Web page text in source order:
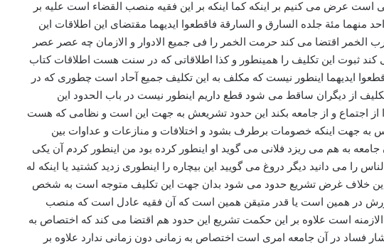
عرض می کنیم بر اینکه کما اینکه بر این فقیه منصب القضاء است علیه بر
منهما مئة جلده السارق و السارقة فاقطعوا ایدیهما مقتضای این اطلاقات این
اقتضا می کند حرمت الخمر را فی جمیع الادوار و الازمان چه عصر عصر
ثبوت این تکلیف را همینطور و کذا اطلاقاتی که در سنت هست اطلاقات کتاب
ایدیهما اینطور نیست که مکلف به این تکلیف جمیع آحاد است چطوری که در
از دیگران ساقط می شود قطع داریم اینطور نیست در باب الحدود این
اجتماع و از جامعه بکند این حدود تشریعش به جهت این است و نظامی که هست
به جهت اینکه خصومات برطرف بشود و اختلافات و منازعات و عداوات بین
به هم می ریزد فلانی می گوید او اینطور کرده بود من اینطور کردم آن یکی
می دانید دیگر دروغ می گویید این بیچاره را اینطوری زدید کشتید یا اینکه له
این خلاف غرض تشریع حدود می شود بدان جهت این تکلیف متوجه است به شخص
در همین است یا قدر متیقن همین است که آن فقیه عادل است که منصب
است علاوه بر این حکمت تشریع این حدود هم اقتضا می کند که اختصاص به
فساد در آن جامعه امری است اختصاص به زمانی دون زمانی ندارد علاوه بر